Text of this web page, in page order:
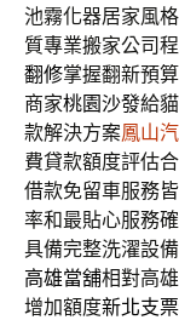
池霧化器居家風
質專業搬家公司
翻修掌握翻新預
商家桃園沙發給
款解決方案鳳山
費貸款額度評估
借款免留車服務
率和最貼心服務
具備完整洗濯設
高雄當舖相對高
增加額度新北支